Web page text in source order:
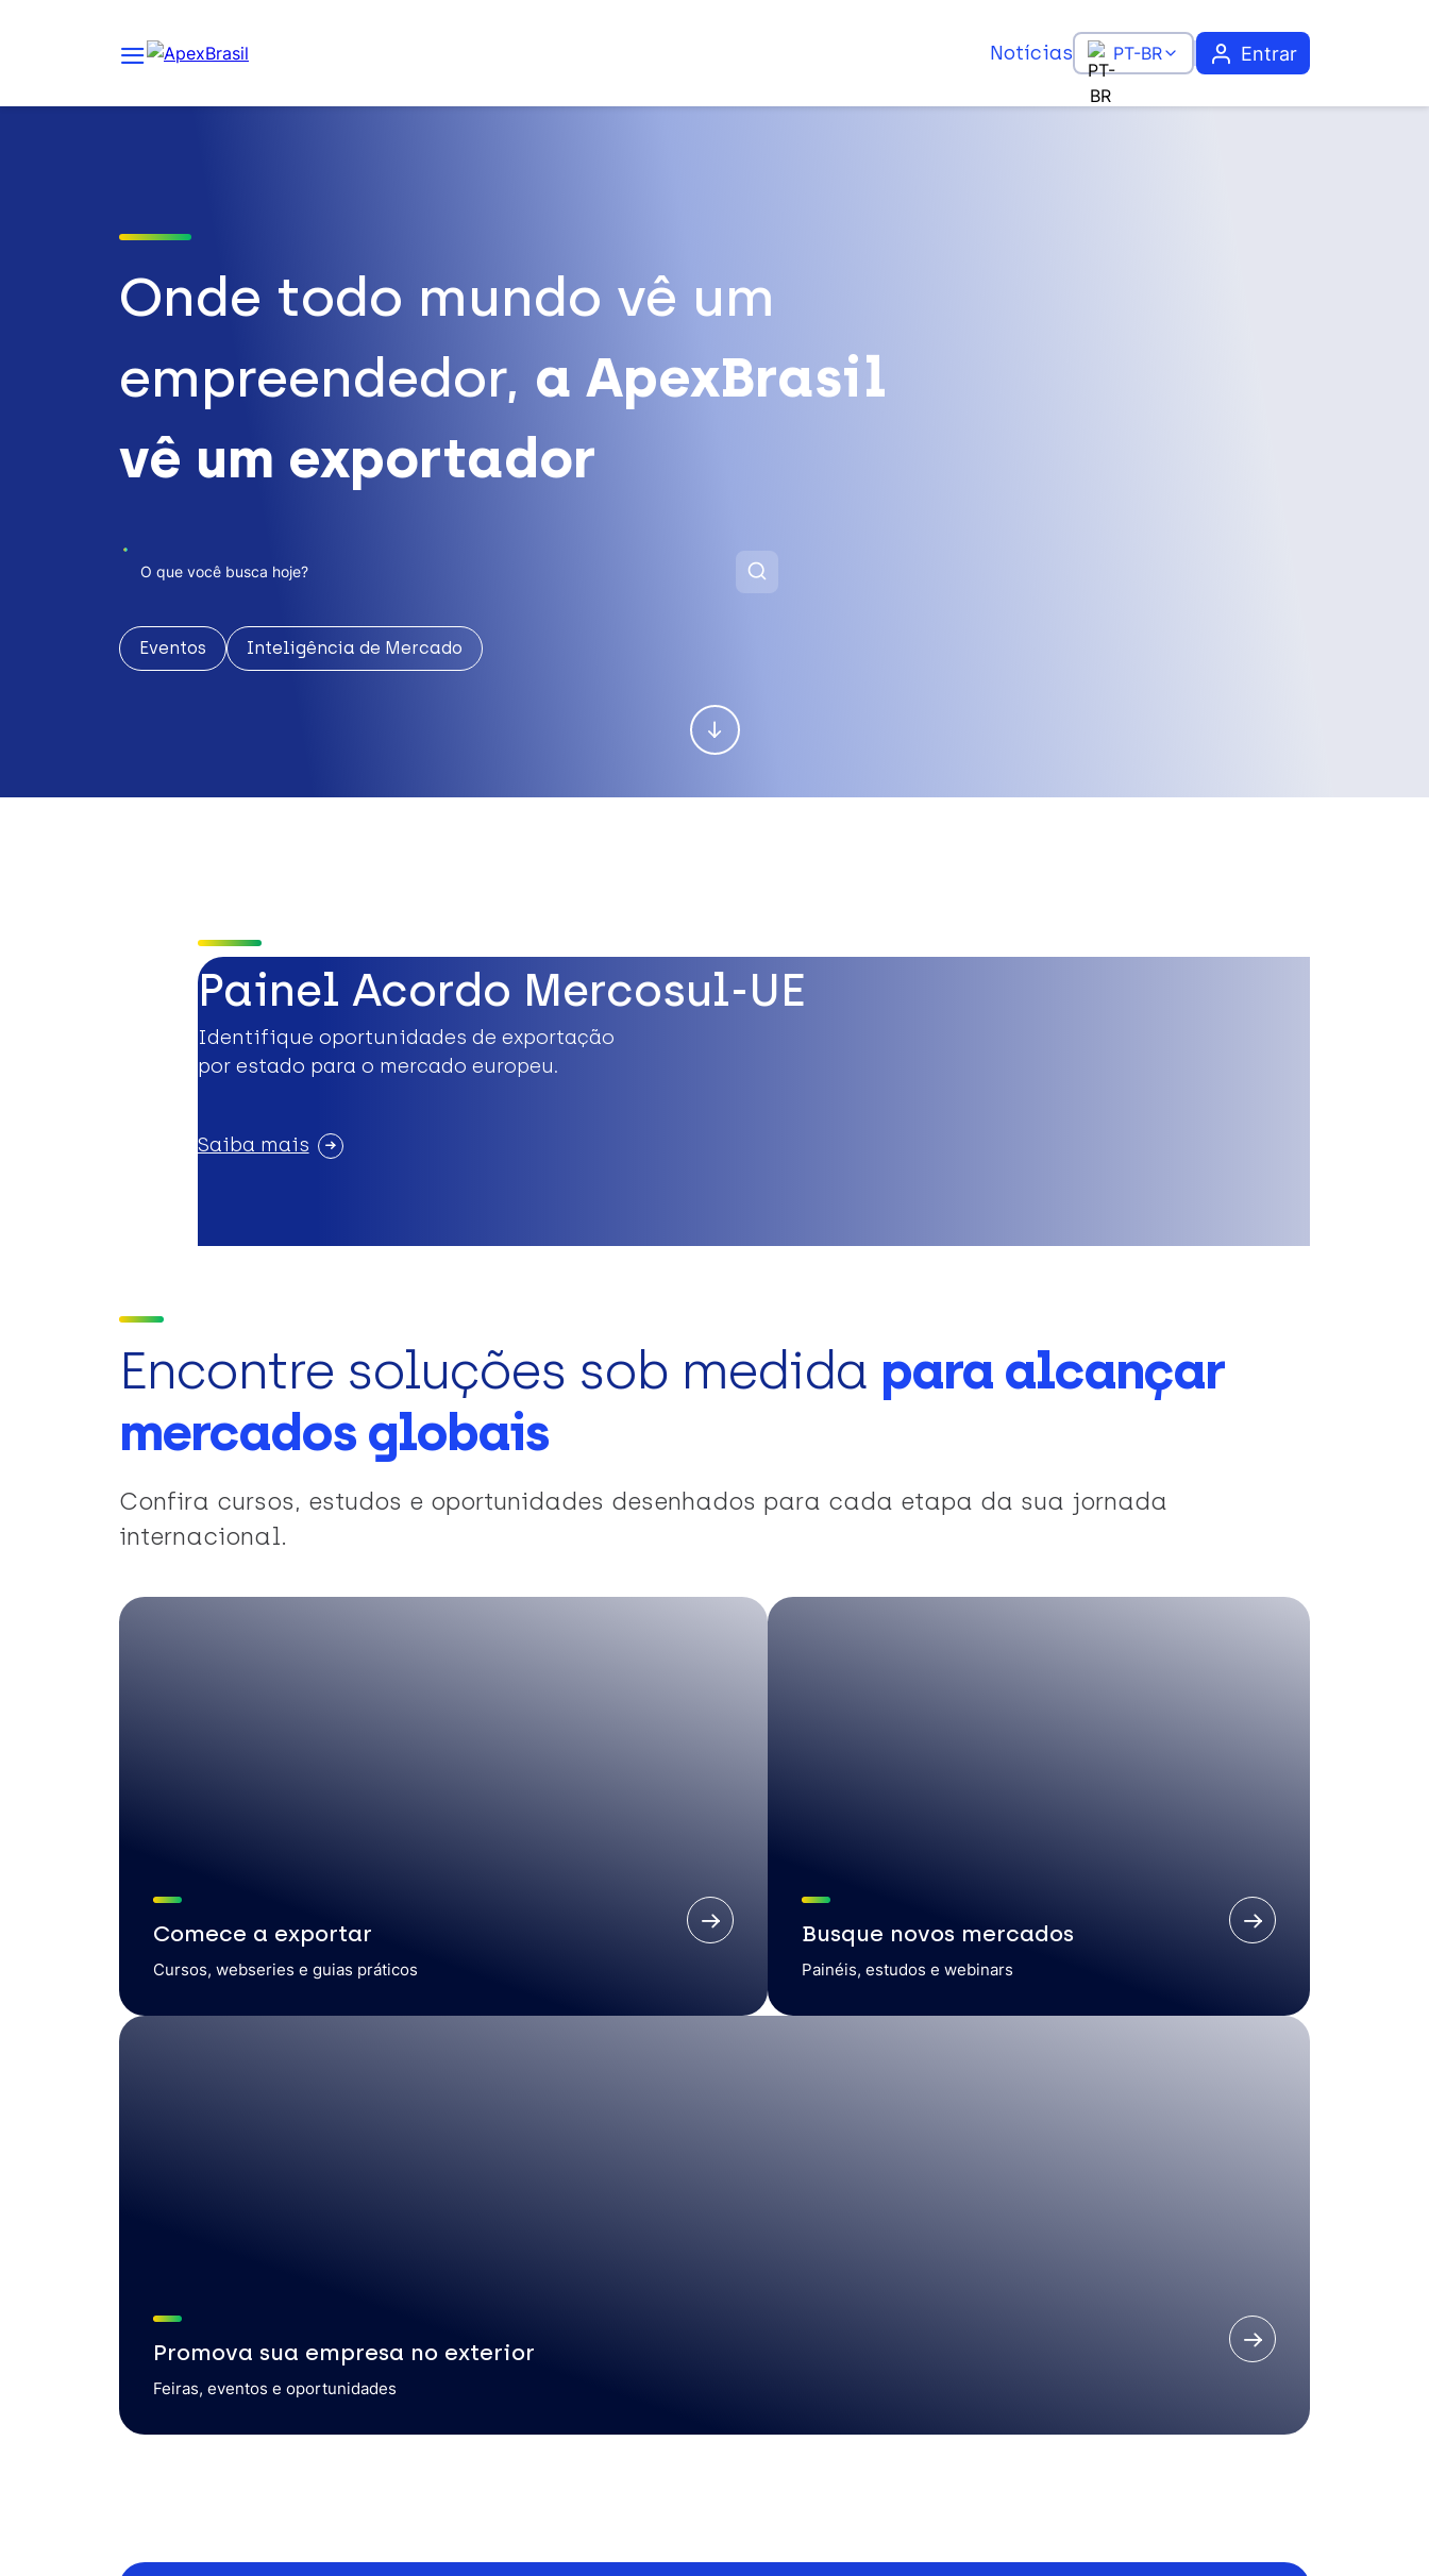
Notícias PT-BR Entrar
Onde todo mundo vê um
empreendedor, a ApexBrasil
vê um exportador
Eventos Inteligência de Mercado
Painel Acordo Mercosul-UE
Identifique oportunidades de exportação
por estado para o mercado europeu.
Saiba mais
Encontre soluções sob medida para alcançar
mercados globais
Confira cursos, estudos e oportunidades desenhados para cada etapa da sua jornada
internacional.
Comece a exportar
Cursos, webseries e guias práticos
Busque novos mercados
Painéis, estudos e webinars
Promova sua empresa no exterior
Feiras, eventos e oportunidades